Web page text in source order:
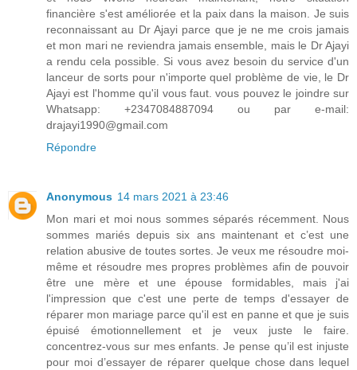
financière s'est améliorée et la paix dans la maison. Je suis
reconnaissant au Dr Ajayi parce que je ne me crois jamais
et mon mari ne reviendra jamais ensemble, mais le Dr Ajayi
a rendu cela possible. Si vous avez besoin du service d'un
lanceur de sorts pour n'importe quel problème de vie, le Dr
Ajayi est l'homme qu'il vous faut. vous pouvez le joindre sur
Whatsapp: +2347084887094 ou par e-mail:
drajayi1990@gmail.com
Répondre
Anonymous 14 mars 2021 à 23:46
Mon mari et moi nous sommes séparés récemment. Nous
sommes mariés depuis six ans maintenant et c’est une
relation abusive de toutes sortes. Je veux me résoudre moi-
même et résoudre mes propres problèmes afin de pouvoir
être une mère et une épouse formidables, mais j'ai
l'impression que c'est une perte de temps d'essayer de
réparer mon mariage parce qu'il est en panne et que je suis
épuisé émotionnellement et je veux juste le faire.
concentrez-vous sur mes enfants. Je pense qu’il est injuste
pour moi d’essayer de réparer quelque chose dans lequel